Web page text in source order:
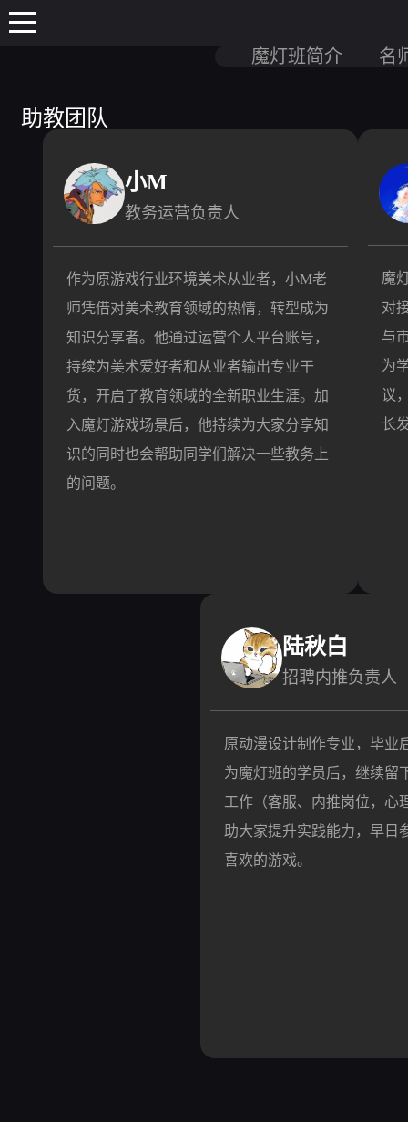
魔灯班简介 名
助教团队
小M
教务运营负责人
作为原游戏行业环境美术从业者，小M老
师凭借对美术教育领域的热情，转型成为
知识分享者。他通过运营个人平台账号，
持续为美术爱好者和从业者输出专业干
货，开启了教育领域的全新职业生涯。加
入魔灯游戏场景后，他持续为大家分享知
识的同时也会帮助同学们解决一些教务上
的问题。
魔
对
与
为
议
长
陆秋白
招聘内推负责人
原动漫设计制作专业，毕业
为魔灯班的学员后，继续留
工作（客服、内推岗位，心
助大家提升实践能力，早日
喜欢的游戏。